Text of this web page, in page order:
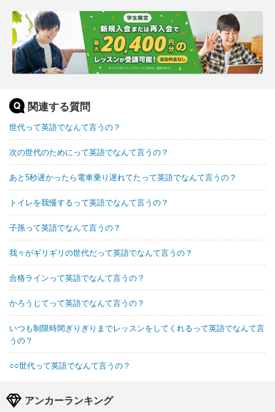
関連する質問
世代って英語でなんて言うの？
次の世代のためにって英語でなんて言うの？
あと5秒遅かったら電車乗り遅れてたって英語でなんて言うの？
トイレを我慢するって英語でなんて言うの？
子孫って英語でなんて言うの？
我々がギリギリの世代だって英語でなんて言うの？
合格ラインって英語でなんて言うの？
かろうじてって英語でなんて言うの？
いつも制限時間ぎりぎりまでレッスンをしてくれるって英語でなんて言
うの？
○○世代って英語でなんて言うの？
アンカーランキング